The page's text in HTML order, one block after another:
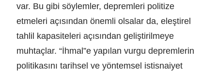
var. Bu gibi söylemler, depremleri politize
etmeleri açısından önemli olsalar da, eleştirel
tahlil kapasiteleri açısından geliştirilmeye
muhtaçlar. “İhmal”e yapılan vurgu depremlerin
politikasını tarihsel ve yöntemsel istisnaiyet